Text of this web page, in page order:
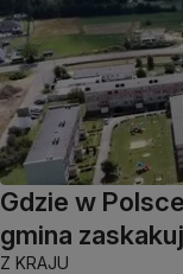
Gdzie w
gmina
Z KRAJU